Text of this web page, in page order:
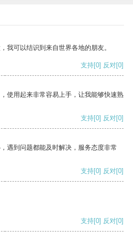
我可以结识到来自世界各地的朋友。
支持[0] 反对[0]
使用起来非常容易上手，让我能够快速熟
支持[0] 反对[0]
遇到问题都能及时解决，服务态度非常
支持[0] 反对[0]
支持[0] 反对[0]